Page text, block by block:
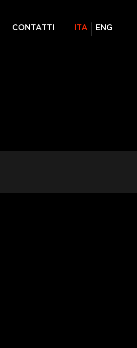
CONTATTI ITA ENG